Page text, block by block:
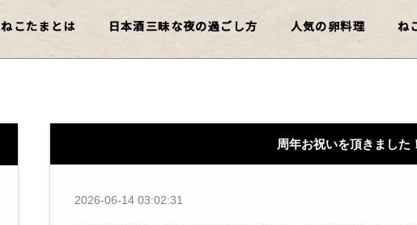
ねこたまとは 日本酒三昧な夜の過ごし方 人気の卵料理 ね
周年お祝いを頂きました！
2026-06-14 03:02:31